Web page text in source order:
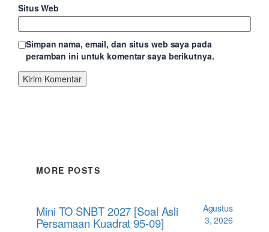
Situs Web
Simpan nama, email, dan situs web saya pada
peramban ini untuk komentar saya berikutnya.
MORE POSTS
Mini TO SNBT 2027 [Soal Asli
Persamaan Kuadrat 95-09]
Agustus
3, 2026